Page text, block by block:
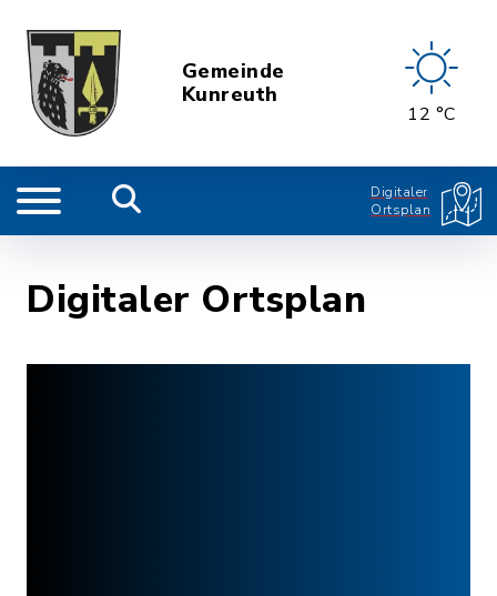
Gemeinde
Kunreuth
12 °C
Digitaler
Ortsplan
Digitaler Ortsplan